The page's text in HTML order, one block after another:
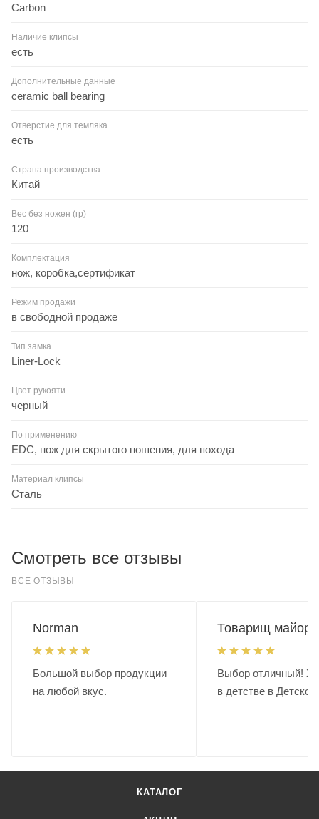
Carbon
Наличие клипсы
есть
Дополнительные данные
ceramic ball bearing
Отверстие для темляка
есть
Страна производства
Китай
Вес без ножен (гр)
120
Комплектация
нож, коробка,сертификат
Режим продажи
в свободной продаже
Тип замка
Liner-Lock
Цвет рукояти
черный
По применению
EDC, нож для скрытого ношения, для похода
Материал клипсы
Сталь
Смотреть все отзывы
ВСЕ ОТЗЫВЫ
Norman
Большой выбор продукции
на любой вкус.
Товарищ майор.
Выбор отличный!
в детстве в
КАТАЛОГ